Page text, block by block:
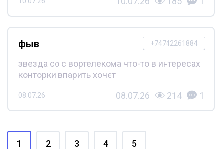
+74742261884
фыв
звезда со с вортелекома что-то в интересах
конторки впарить хочет
08.07.26 08.07.26 214 1
1 2 3 4 5